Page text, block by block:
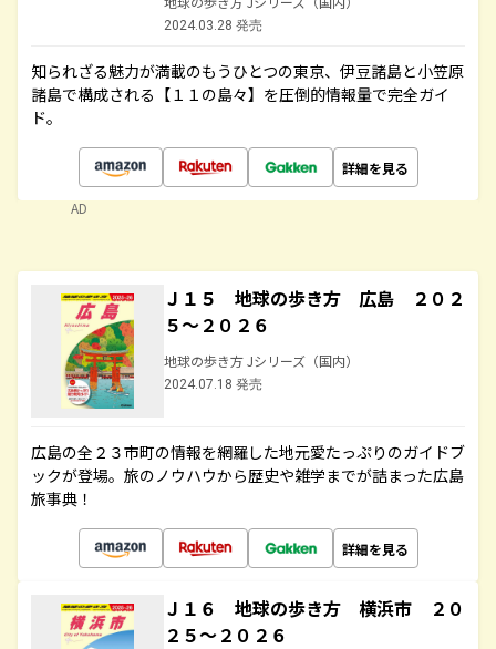
2024.03.28 発売
知られざる魅力が満載のもうひとつの東京、伊豆諸島と小笠原
諸島で構成される【１１の島々】を圧倒的情報量で完全ガイ
ド。
詳細を見る
AD
Ｊ１５ 地球の歩き方 広島 ２０２
５～２０２６
地球の歩き方 Jシリーズ（国内）
2024.07.18 発売
広島の全２３市町の情報を網羅した地元愛たっぷりのガイドブ
ックが登場。旅のノウハウから歴史や雑学までが詰まった広島
旅事典！
詳細を見る
Ｊ１６ 地球の歩き方 横浜市 ２０
２５～２０２６